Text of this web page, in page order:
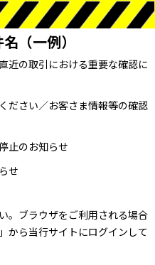
（一例）
近の取引における重要な確認に
ださい／お客さま情報等の確認
止のお知らせ
せ
。ブラウザをご利用される場合
から当行サイトにログインして